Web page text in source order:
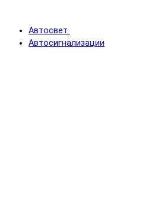
Автосвет
Автосигнализации